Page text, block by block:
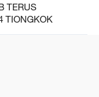
TERUS
TIONGKOK